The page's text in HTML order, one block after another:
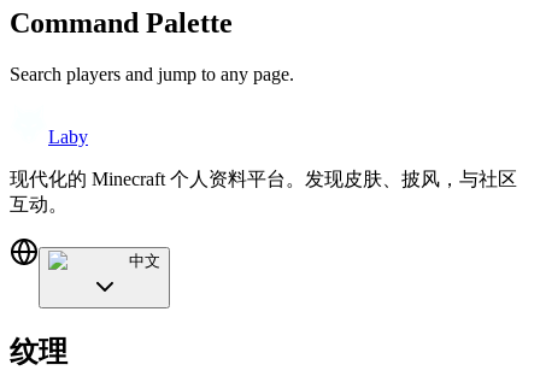
Command Palette
Search players and jump to any page.
Laby
现代化的 Minecraft 个人资料平台。发现皮肤、披风，与社区
互动。
中文
纹理